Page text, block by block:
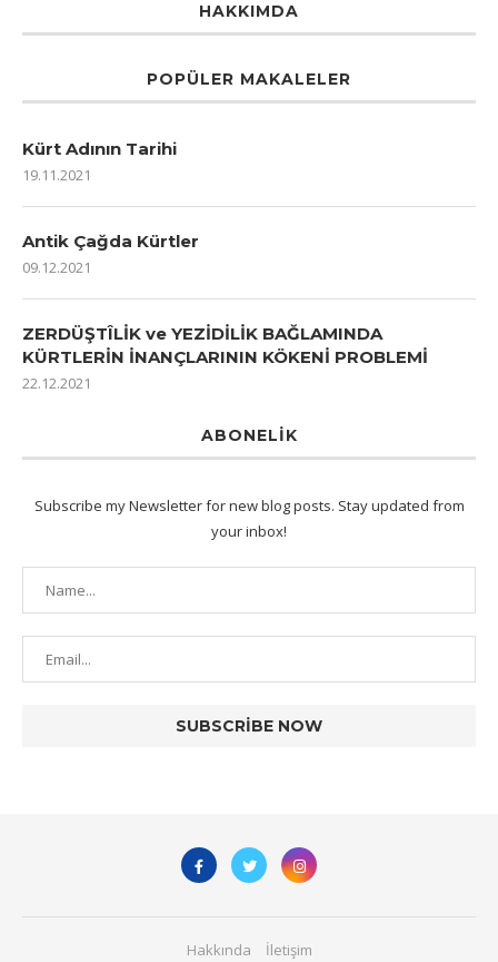
HAKKIMDA
POPÜLER MAKALELER
Kürt Adının Tarihi
19.11.2021
Antik Çağda Kürtler
09.12.2021
ZERDÜŞTÎLİK ve YEZİDİLİK BAĞLAMINDA
KÜRTLERİN İNANÇLARININ KÖKENİ PROBLEMİ
22.12.2021
ABONELIK
Subscribe my Newsletter for new blog posts. Stay updated from
your inbox!
Hakkında İletişim